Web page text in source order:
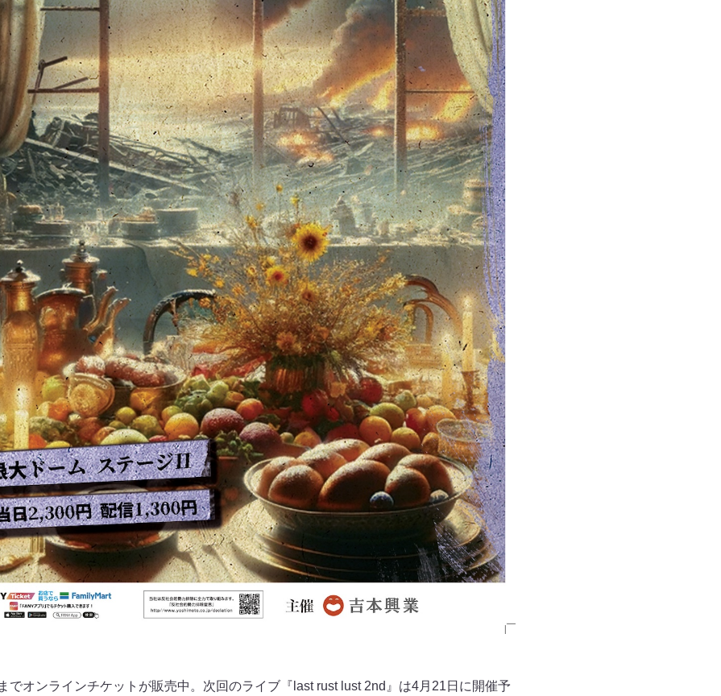
でオンラインチケットが販売中。次回のライブ『last rust lust 2nd​​』は4月21日に開催予